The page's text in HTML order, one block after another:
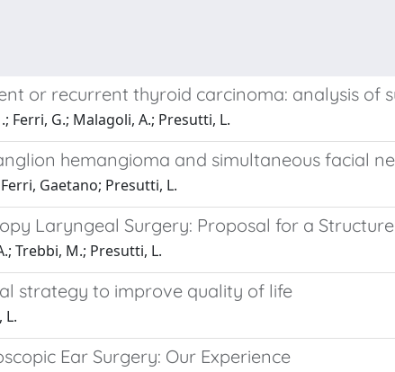
or recurrent thyroid carcinoma: analysis of
Ferri, G.; Malagoli, A.; Presutti, L.
hemangioma and simultaneous facial
Gaetano; Presutti, L.
Laryngeal Surgery: Proposal for a
Trebbi, M.; Presutti, L.
strategy to improve quality of life
L.
Ear Surgery: Our Experience